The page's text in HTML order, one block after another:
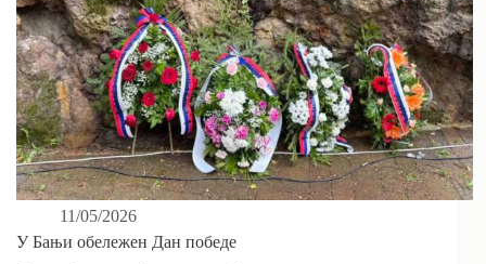
11/05/2026
У Бањи обележен Дан победе